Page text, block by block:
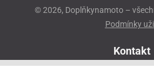
© 2026, Doplňkynamoto –
Podmínky
Kontakt